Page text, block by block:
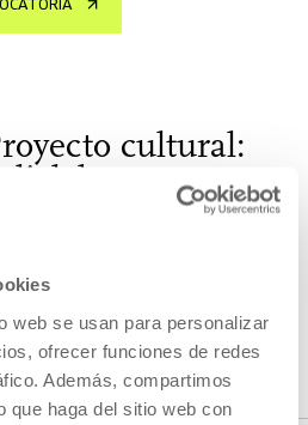
web se usan para personalizar
ofrecer funciones de redes
Además, compartimos
que haga del sitio web con
cultural:
proyectos
un proyecto en Medialab de